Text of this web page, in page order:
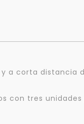
corta distancia
con tres